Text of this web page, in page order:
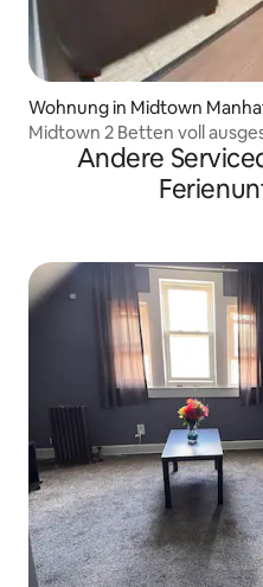
Wohnung in Midtown
Midtown 2 Betten voll
Andere